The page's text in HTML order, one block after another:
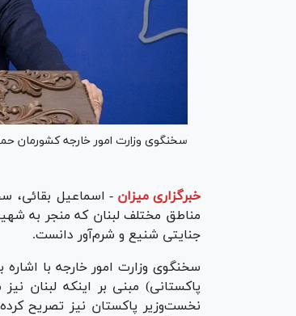
سخنگوی وزارت امور خارجه کشورمان
خبرگزاری میزان - اسماعیل بقائی،
مناطق مختلف لبنان که منجر به
جنایتی شنیع و شرم‌آور دانست.
سخنگوی وزارت امور خارجه با
پاکستانی) مبنی بر اینکه لبنان
نخست‌وزیر پاکستان نیز تصریح